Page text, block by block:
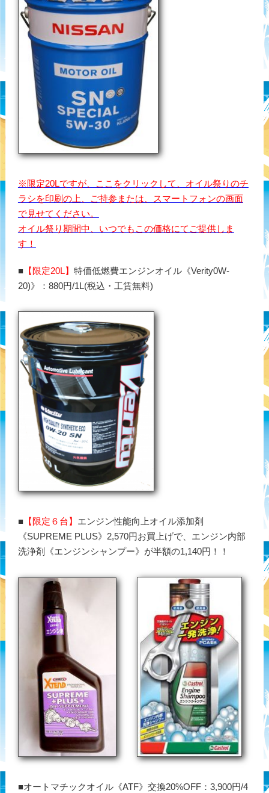
※限定20Lですが、ここをクリックして、オイル祭りのチ
ラシを印刷の上、ご持参または、スマートフォンの画面
で見せてください。
オイル祭り期間中、いつでもこの価格にてご提供しま
す！
■【限定20L】 特価低燃費エンジンオイル《Verity0W-
20)》：880円/1L(税込・工賃無料)
■【限定６台】 エンジン性能向上オイル添加剤
《SUPREME PLUS》2,570円お買上げで、エンジン内部
洗浄剤《エンジンシャンプー》が半額の1,140円！！
■オートマチックオイル《ATF》交換20%OFF：3,900円/4